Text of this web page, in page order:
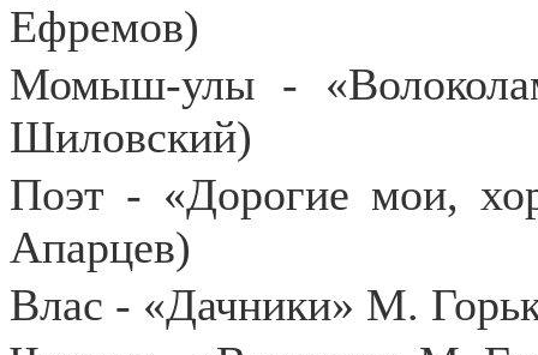
Ефремов)
Момыш-улы -
Шиловский)
Поэт - «Дорогие мои,
Апарцев)
Влас - «Дачники» М.